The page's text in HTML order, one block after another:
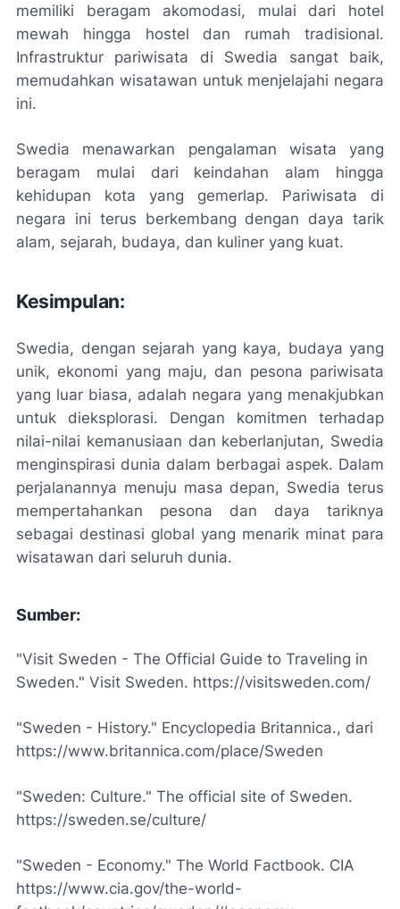
memiliki beragam akomodasi, mulai dari hotel
mewah hingga hostel dan rumah tradisional.
Infrastruktur pariwisata di Swedia sangat baik,
memudahkan wisatawan untuk menjelajahi negara
ini.
Swedia menawarkan pengalaman wisata yang
beragam mulai dari keindahan alam hingga
kehidupan kota yang gemerlap. Pariwisata di
negara ini terus berkembang dengan daya tarik
alam, sejarah, budaya, dan kuliner yang kuat.
Kesimpulan:
Swedia, dengan sejarah yang kaya, budaya yang
unik, ekonomi yang maju, dan pesona pariwisata
yang luar biasa, adalah negara yang menakjubkan
untuk dieksplorasi. Dengan komitmen terhadap
nilai-nilai kemanusiaan dan keberlanjutan, Swedia
menginspirasi dunia dalam berbagai aspek. Dalam
perjalanannya menuju masa depan, Swedia terus
mempertahankan pesona dan daya tariknya
sebagai destinasi global yang menarik minat para
wisatawan dari seluruh dunia.
Sumber:
"Visit Sweden - The Official Guide to Traveling in
Sweden." Visit Sweden. https://visitsweden.com/
"Sweden - History." Encyclopedia Britannica., dari
https://www.britannica.com/place/Sweden
"Sweden: Culture." The official site of Sweden.
https://sweden.se/culture/
"Sweden - Economy." The World Factbook. CIA
https://www.cia.gov/the-world-